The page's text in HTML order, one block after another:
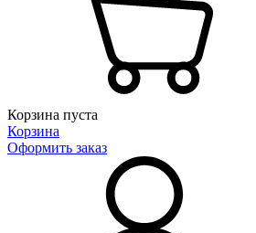
Корзина пуста
Корзина
Оформить заказ